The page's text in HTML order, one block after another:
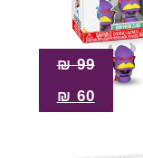
99
₪
60
₪